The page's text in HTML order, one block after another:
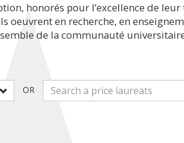
honorés pour l’excellence de
oeuvrent en recherche, en
de la communauté
OR